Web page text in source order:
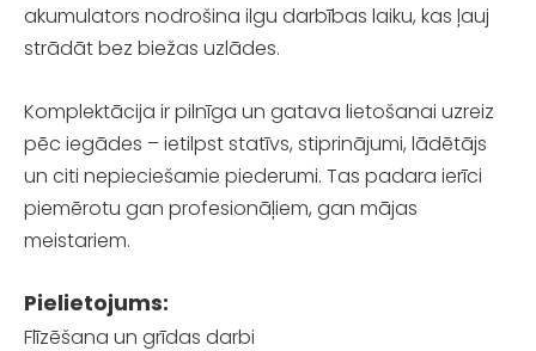
akumulators nodrošina ilgu darbības laiku, kas ļauj
strādāt bez biežas uzlādes.
Komplektācija ir pilnīga un gatava lietošanai uzreiz
pēc iegādes – ietilpst statīvs, stiprinājumi, lādētājs
un citi nepieciešamie piederumi. Tas padara ierīci
piemērotu gan profesionāļiem, gan mājas
meistariem.
Pielietojums:
Flīzēšana un grīdas darbi